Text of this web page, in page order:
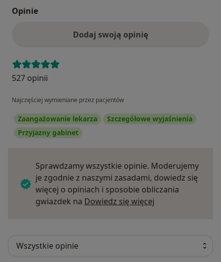
Opinie
Dodaj swoją opinię
527 opinii
Najczęściej wymieniane przez pacjentów
Zaangażowanie lekarza
Szczegółowe wyjaśnienia
Przyjazny gabinet
Sprawdzamy wszystkie opinie. Moderujemy
je zgodnie z naszymi zasadami, dowiedz się
więcej o opiniach i sposobie obliczania
gwiazdek na Dowiedz się więcej